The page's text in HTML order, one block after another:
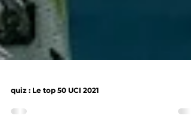
quiz : Le top 50 UCI 2021